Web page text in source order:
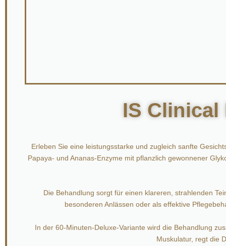
IS Clinical
Erleben Sie eine leistungsstarke und zugleich sanfte
Papaya- und Ananas-Enzyme mit pflanzlich gewonnener
Die Behandlung sorgt für einen klareren, strahlenden
besonderen Anlässen oder als effektive
In der 60-Minuten-Deluxe-Variante wird die Behandlung
Muskulatur, regt die